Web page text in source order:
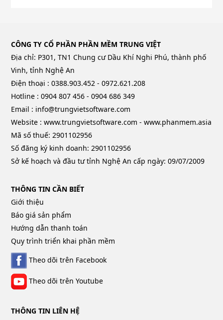
CÔNG TY CỔ PHẦN PHẦN MỀM TRUNG VIỆT
Địa chỉ: P301, TN1 Chung cư Dầu Khí Nghi Phú, thành phố
Vinh, tỉnh Nghệ An
Điện thoại : 0388.903.452 - 0972.621.208
Hotline : 0904 807 456 - 0904 686 349
Email : info@trungvietsoftware.com
Website : www.trungvietsoftware.com - www.phanmem.asia
Mã số thuế: 2901102956
Số đăng ký kinh doanh: 2901102956
Sở kế hoạch và đầu tư tỉnh Nghệ An cấp ngày: 09/07/2009
THÔNG TIN CẦN BIẾT
Giới thiệu
Báo giá sản phẩm
Hướng dẫn thanh toán
Quy trình triển khai phần mềm
Theo dõi trên Facebook
Theo dõi trên Youtube
THÔNG TIN LIÊN HỆ